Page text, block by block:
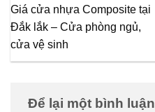
Giá cửa nhựa Composite tại
Đắk lắk – Cửa phòng ngủ,
cửa vệ sinh
Để lại một bình luận